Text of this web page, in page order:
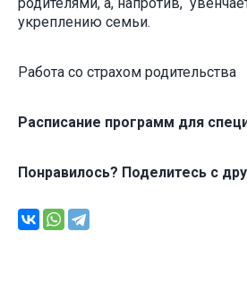
укреплению семьи.
Работа со страхом родительства
Расписание программ для
Понравилось? Поделитесь с